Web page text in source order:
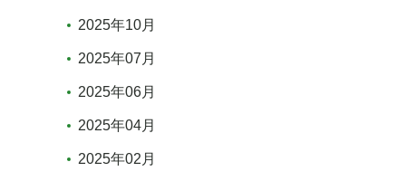
2025年10月
2025年07月
2025年06月
2025年04月
2025年02月